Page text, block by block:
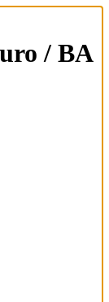
/ BA